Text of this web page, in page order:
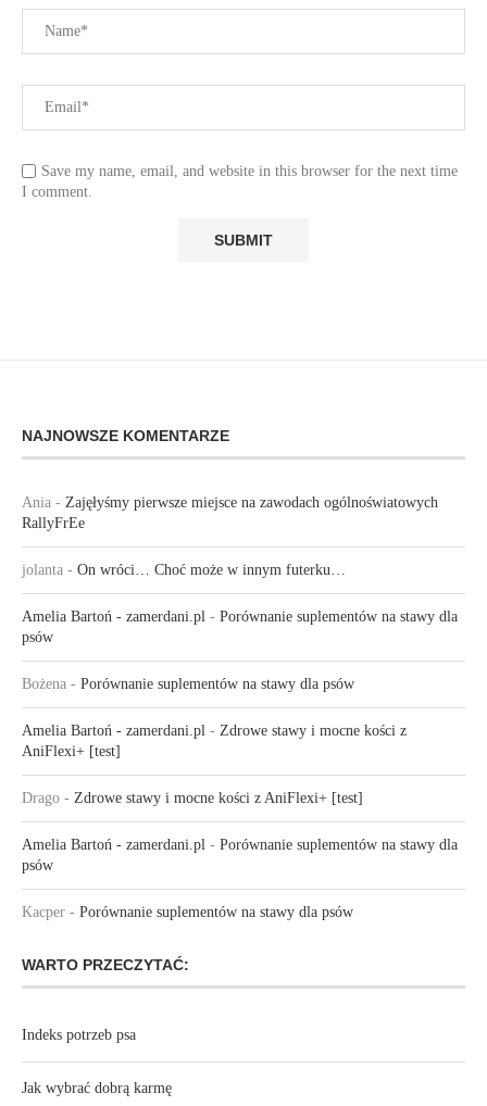
Save my name, email, and website in this browser for the next time
I comment.
NAJNOWSZE KOMENTARZE
Ania - Zajęłyśmy pierwsze miejsce na zawodach ogólnoświatowych
RallyFrEe
jolanta - On wróci… Choć może w innym futerku…
Amelia Bartoń - zamerdani.pl - Porównanie suplementów na stawy dla
psów
Bożena - Porównanie suplementów na stawy dla psów
Amelia Bartoń - zamerdani.pl - Zdrowe stawy i mocne kości z
AniFlexi+ [test]
Drago - Zdrowe stawy i mocne kości z AniFlexi+ [test]
Amelia Bartoń - zamerdani.pl - Porównanie suplementów na stawy dla
psów
Kacper - Porównanie suplementów na stawy dla psów
WARTO PRZECZYTAĆ:
Indeks potrzeb psa
Jak wybrać dobrą karmę